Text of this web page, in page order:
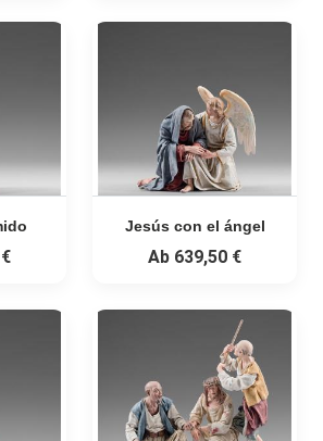
Jesús con el ángel
Ab 639,50 €